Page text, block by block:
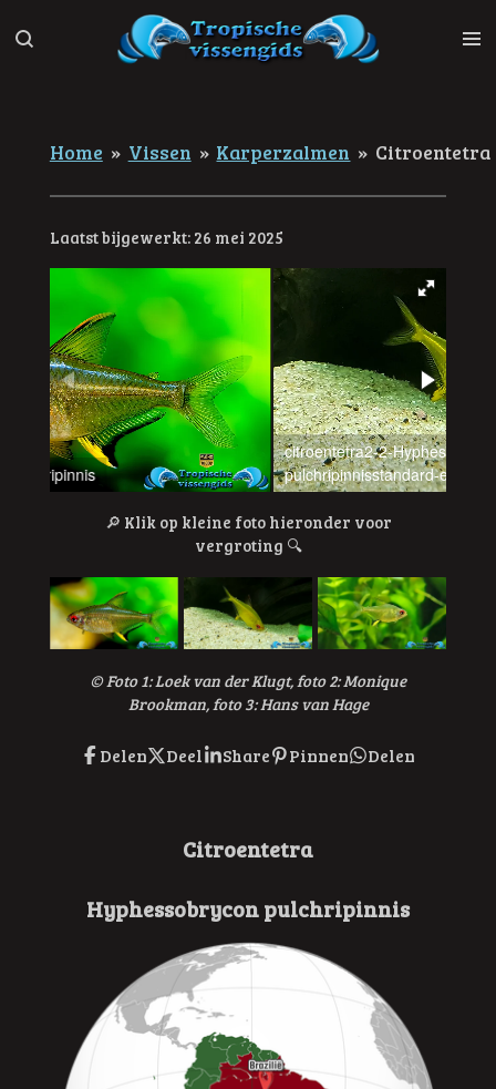
direct
Home » Vissen » Karperzalmen » Citroentetra
Laatst bijgewerkt: 26 mei 2025
citroentetra2-2-Hyphessobrycon
pulchripinnisstandard-e218bl.jpg
🔎 Klik op kleine foto hieronder voor
vergroting 🔍
© Foto 1: Loek van der Klugt, foto 2: Monique
Brookman, foto 3: Hans van Hage
Delen Deel Share Pinnen Delen
Citroentetra
Hyphessobrycon pulchripinnis